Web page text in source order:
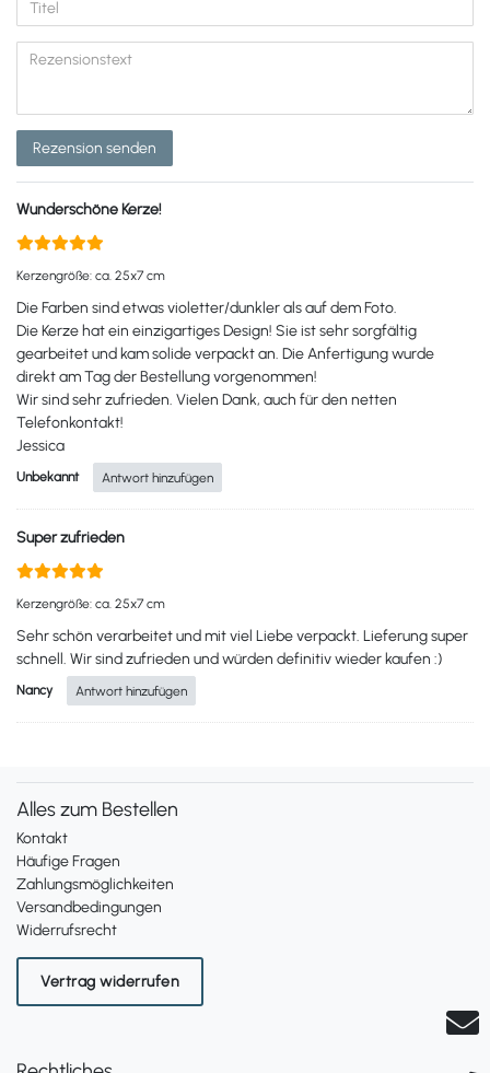
Rezension senden
Wunderschöne Kerze!
Kerzengröße: ca. 25x7 cm
Die Farben sind etwas violetter/dunkler als auf dem Foto.
Die Kerze hat ein einzigartiges Design! Sie ist sehr sorgfältig
gearbeitet und kam solide verpackt an. Die Anfertigung wurde
direkt am Tag der Bestellung vorgenommen!
Wir sind sehr zufrieden. Vielen Dank, auch für den netten
Telefonkontakt!
Jessica
Unbekannt Antwort hinzufügen
Super zufrieden
Kerzengröße: ca. 25x7 cm
Sehr schön verarbeitet und mit viel Liebe verpackt. Lieferung super
schnell. Wir sind zufrieden und würden definitiv wieder kaufen :)
Nancy Antwort hinzufügen
Alles zum Bestellen
Kontakt
Häufige Fragen
Zahlungsmöglichkeiten
Versandbedingungen
Widerrufsrecht
Vertrag widerrufen